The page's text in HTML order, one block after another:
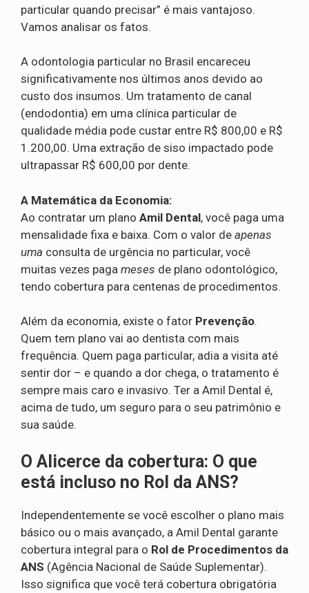
particular quando precisar” é mais vantajoso.
Vamos analisar os fatos.
A odontologia particular no Brasil encareceu
significativamente nos últimos anos devido ao
custo dos insumos. Um tratamento de canal
(endodontia) em uma clínica particular de
qualidade média pode custar entre R$ 800,00 e R$
1.200,00. Uma extração de siso impactado pode
ultrapassar R$ 600,00 por dente.
A Matemática da Economia:
Ao contratar um plano Amil Dental, você paga uma
mensalidade fixa e baixa. Com o valor de apenas
uma consulta de urgência no particular, você
muitas vezes paga meses de plano odontológico,
tendo cobertura para centenas de procedimentos.
Além da economia, existe o fator Prevenção.
Quem tem plano vai ao dentista com mais
frequência. Quem paga particular, adia a visita até
sentir dor – e quando a dor chega, o tratamento é
sempre mais caro e invasivo. Ter a Amil Dental é,
acima de tudo, um seguro para o seu patrimônio e
sua saúde.
O Alicerce da cobertura: O que
está incluso no Rol da ANS?
Independentemente se você escolher o plano mais
básico ou o mais avançado, a Amil Dental garante
cobertura integral para o Rol de Procedimentos da
ANS (Agência Nacional de Saúde Suplementar).
Isso significa que você terá cobertura obrigatória